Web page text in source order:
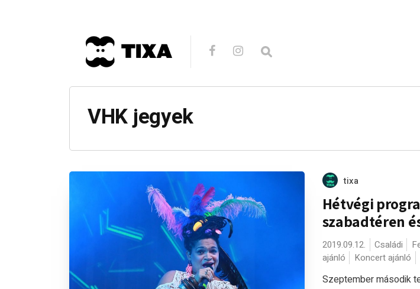
VHK jegyek
tixa
Hétvégi
szabadtéren
2019.09.12. Családi
ajánló
Koncert ajánló
Szeptember második